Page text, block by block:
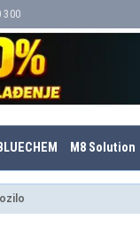
300
BLUECHEM M8 Solution